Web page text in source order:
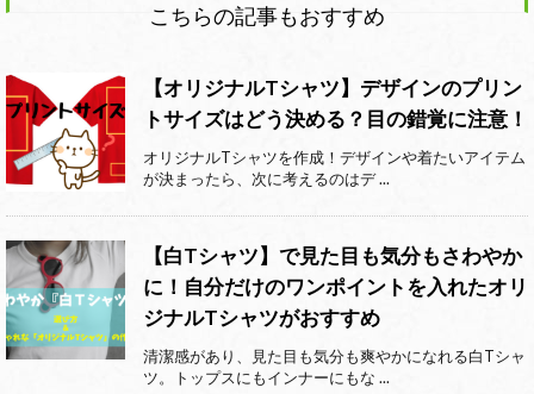
こちらの記事もおすすめ
【オリジナルTシャツ】デザインのプリン
トサイズはどう決める？目の錯覚に注意！
オリジナルTシャツを作成！デザインや着たいアイテム
が決まったら、次に考えるのはデ ...
【白Tシャツ】で見た目も気分もさわやか
に！自分だけのワンポイントを入れたオリ
ジナルTシャツがおすすめ
清潔感があり、見た目も気分も爽やかになれる白Tシャ
ツ。トップスにもインナーにもな ...